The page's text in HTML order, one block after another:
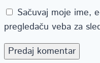
Sačuvaj moje ime,
pregledaču veba za